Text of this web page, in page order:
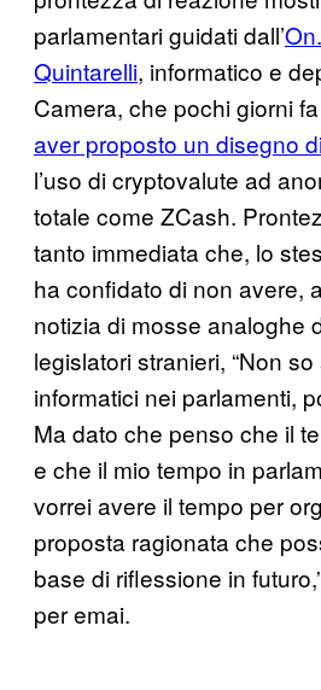
parlamentari guidati dall’
Quintarelli, informatico e
Camera, che pochi giorni
aver proposto un disegno
l’uso di cryptovalute ad
totale come ZCash.
tanto immediata che, lo
ha confidato di non avere,
notizia di mosse analoghe
legislatori stranieri, “Non
informatici nei parlamenti,
Ma dato che penso che il
e che il mio tempo in
vorrei avere il tempo per
proposta ragionata che
base di riflessione in
per emai.